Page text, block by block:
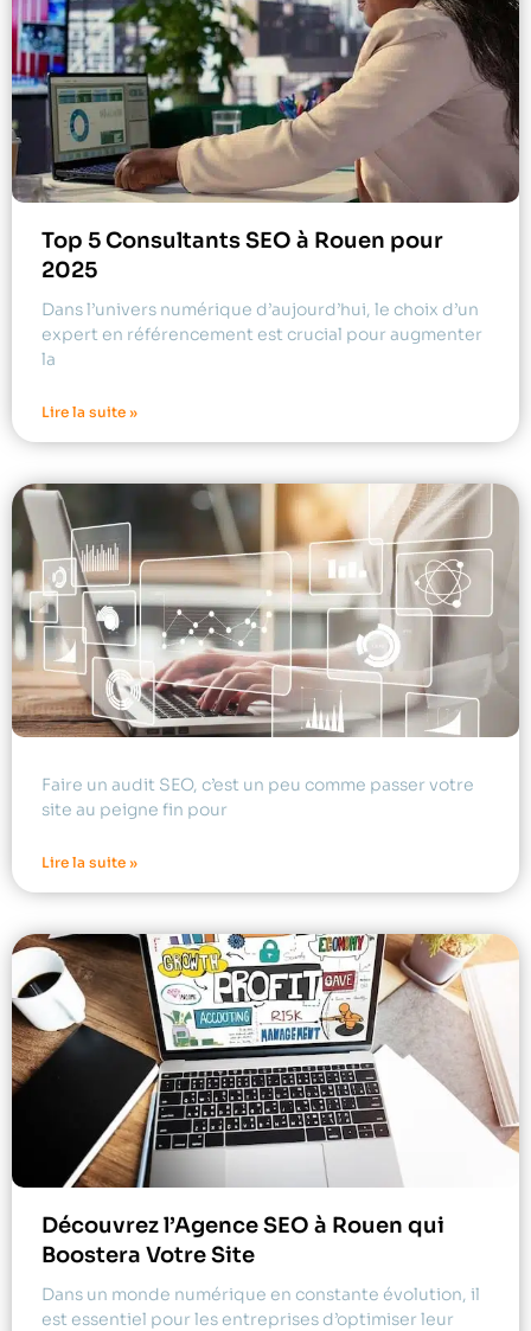
Top 5 Consultants SEO à Rouen pour
2025
Dans l’univers numérique d’aujourd’hui, le choix d’un
expert en référencement est crucial pour augmenter
la
Lire la suite »
Faire un audit SEO, c’est un peu comme passer votre
site au peigne fin pour
Lire la suite »
Découvrez l’Agence SEO à Rouen qui
Boostera Votre Site
Dans un monde numérique en constante évolution, il
est essentiel pour les entreprises d’optimiser leur